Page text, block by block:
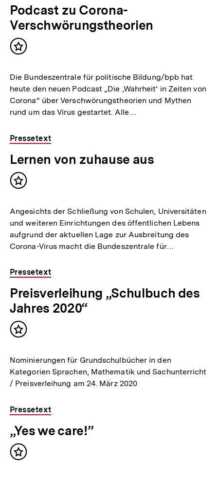
Podcast zu Corona-
Verschwörungstheorien
Inhalt
Die Bundeszentrale für politische Bildung/bpb hat
heute den neuen Podcast „Die ‚Wahrheit‘ in Zeiten von
Corona“ über Verschwörungstheorien und Mythen
rund um das Virus gestartet. Alle…
Pressetext
Lernen von zuhause aus
Inhalt
Angesichts der Schließung von Schulen, Universitäten
und weiteren Einrichtungen des öffentlichen Lebens
aufgrund der aktuellen Lage zur Ausbreitung des
Corona-Virus macht die Bundeszentrale für…
Pressetext
Preisverleihung „Schulbuch des
Jahres 2020“
Inhalt
Nominierungen für Grundschulbücher in den
Kategorien Sprachen, Mathematik und Sachunterricht
/ Preisverleihung am 24. März 2020
Pressetext
„Yes we care!”
Inhalt